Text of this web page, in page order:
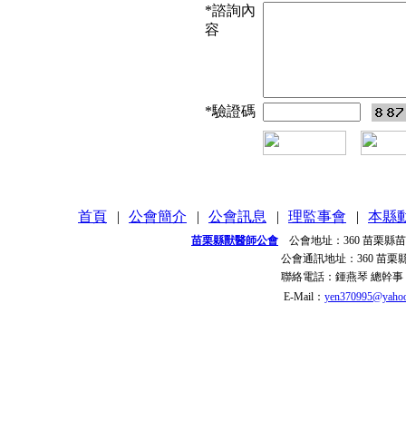
*諮詢內
容
*驗證碼
首頁 | 公會簡介 | 公會訊息 | 理監事會 | 本縣
苗栗縣獸醫師公會 公會地址： 360 苗栗縣
公會通訊地址： 360 苗栗
聯絡電話： 鍾燕琴 總幹事
E-Mail：